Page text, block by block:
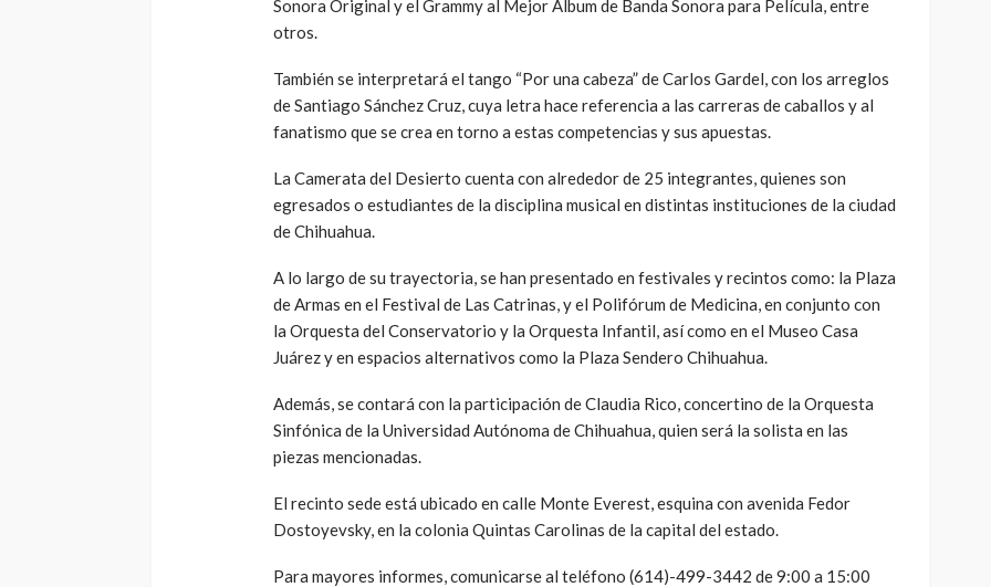
Sonora Original y el Grammy al Mejor Álbum de Banda Sonora para Película, entre
otros.
También se interpretará el tango “Por una cabeza” de Carlos Gardel, con los arreglos
de Santiago Sánchez Cruz, cuya letra hace referencia a las carreras de caballos y al
fanatismo que se crea en torno a estas competencias y sus apuestas.
La Camerata del Desierto cuenta con alrededor de 25 integrantes, quienes son
egresados o estudiantes de la disciplina musical en distintas instituciones de la ciudad
de Chihuahua.
A lo largo de su trayectoria, se han presentado en festivales y recintos como: la Plaza
de Armas en el Festival de Las Catrinas, y el Polifórum de Medicina, en conjunto con
la Orquesta del Conservatorio y la Orquesta Infantil, así como en el Museo Casa
Juárez y en espacios alternativos como la Plaza Sendero Chihuahua.
Además, se contará con la participación de Claudia Rico, concertino de la Orquesta
Sinfónica de la Universidad Autónoma de Chihuahua, quien será la solista en las
piezas mencionadas.
El recinto sede está ubicado en calle Monte Everest, esquina con avenida Fedor
Dostoyevsky, en la colonia Quintas Carolinas de la capital del estado.
Para mayores informes, comunicarse al teléfono (614)-499-3442 de 9:00 a 15:00